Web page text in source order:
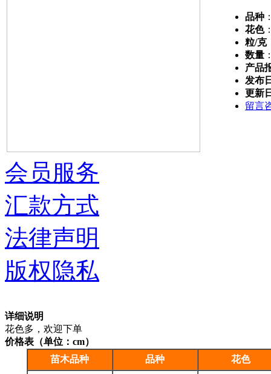
品种
花色
粒/克
数量
产品
发布
更新
留言
详细说明
花色多，欢迎下单
价格表（单位：cm）
苗木品种
品种 花色
会员服务
汇款方式
法律声明
版权隐私